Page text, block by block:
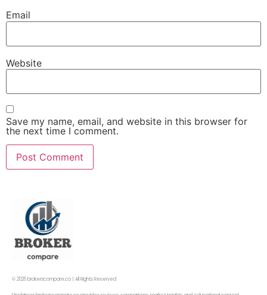
Email
Website
Save my name, email, and website in this browser for
the next time I comment.
© 2026 brokerscompare.co | All Rights Reserved